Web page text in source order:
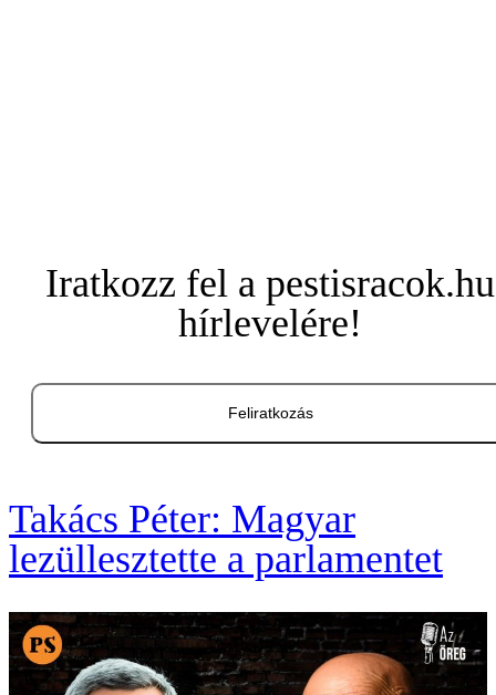
Iratkozz fel a pestisracok.hu
hírlevelére!
Feliratkozás
Takács Péter: Magyar
lezüllesztette a parlamentet